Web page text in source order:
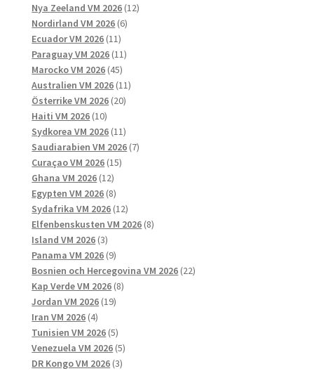
produkter
Nya Zeeland VM 2026 1212
Nordirland VM 2026 66
Ecuador VM 2026 1111
produkter
Paraguay VM 2026 1111
Marocko VM 2026 4545
produkter
Australien VM 2026 1111
Österrike VM 2026 2020
Haiti VM 2026 1010
produkter
Sydkorea VM 2026 1111
produkter
Saudiarabien VM 2026 77
Curaçao VM 2026 1515
Ghana VM 2026 1212
produkter
Egypten VM 2026 88
produkter
Sydafrika VM 2026 1212
produkter
Elfenbenskusten VM 2026 88
Island VM 2026 33
produkter
Panama VM 2026 99
produkter
Bosnien och Hercegovina VM 2026 2222
Kap Verde VM 2026 88
Jordan VM 2026 1919
Iran VM 2026 44
produkter
Tunisien VM 2026 55
produkter
Venezuela VM 2026 55
DR Kongo VM 2026 33